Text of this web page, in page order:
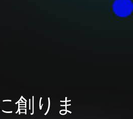
創りま